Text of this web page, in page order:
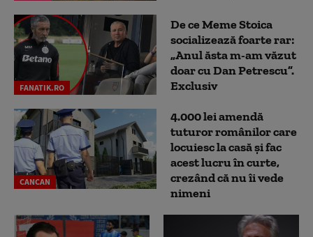
FANATIK.RO
De ce Meme Stoica
socializează foarte rar:
„Anul ăsta m-am văzut
doar cu Dan Petrescu”.
Exclusiv
CANCAN
4.000 lei amendă
tuturor românilor care
locuiesc la casă și fac
acest lucru în curte,
crezând că nu îi vede
nimeni